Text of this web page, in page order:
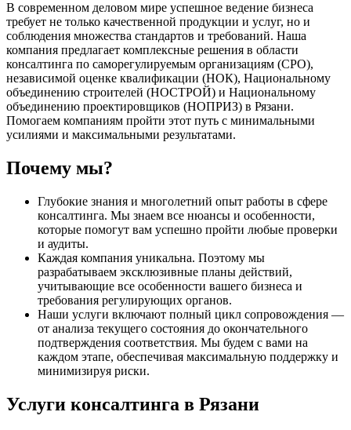
В современном деловом мире успешное ведение бизнеса
требует не только качественной продукции и услуг, но и
соблюдения множества стандартов и требований. Наша
компания предлагает комплексные решения в области
консалтинга по саморегулируемым организациям (СРО),
независимой оценке квалификации (НОК), Национальному
объединению строителей (НОСТРОЙ) и Национальному
объединению проектировщиков (НОПРИЗ) в Рязани.
Помогаем компаниям пройти этот путь с минимальными
усилиями и максимальными результатами.
Почему мы?
Глубокие знания и многолетний опыт работы в сфере
консалтинга. Мы знаем все нюансы и особенности,
которые помогут вам успешно пройти любые проверки
и аудиты.
Каждая компания уникальна. Поэтому мы
разрабатываем эксклюзивные планы действий,
учитывающие все особенности вашего бизнеса и
требования регулирующих органов.
Наши услуги включают полный цикл сопровождения —
от анализа текущего состояния до окончательного
подтверждения соответствия. Мы будем с вами на
каждом этапе, обеспечивая максимальную поддержку и
минимизируя риски.
Услуги консалтинга в Рязани